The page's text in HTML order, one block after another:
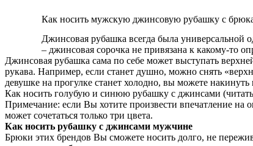
Как носить мужскую джинсовую рубашку с
Джинсовая рубашка всегда была универсальной
– джинсовая сорочка не привязана к какому-то
Джинсовая рубашка сама по себе может выступать
рукава. Например, если станет душно, можно снять
девушке на прогулке станет холодно, вы можете
Как носить голубую и синюю рубашку с джинсами
Примечание: если Вы хотите произвести впечатление
может сочетаться только три цвета.
Как носить рубашку с джинсами мужчине
Брюки этих брендов Вы сможете носить долго, не